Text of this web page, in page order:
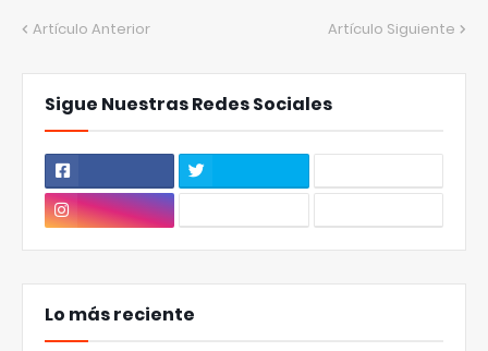
Artículo Anterior Artículo Siguiente
Sigue Nuestras Redes Sociales
Lo más reciente